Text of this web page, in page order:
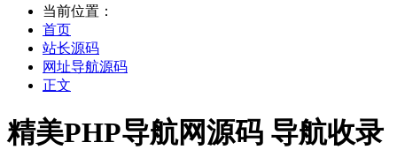
当前位置：
首页
站长源码
网址导航源码
正文
精美PHP导航网源码 导航收录